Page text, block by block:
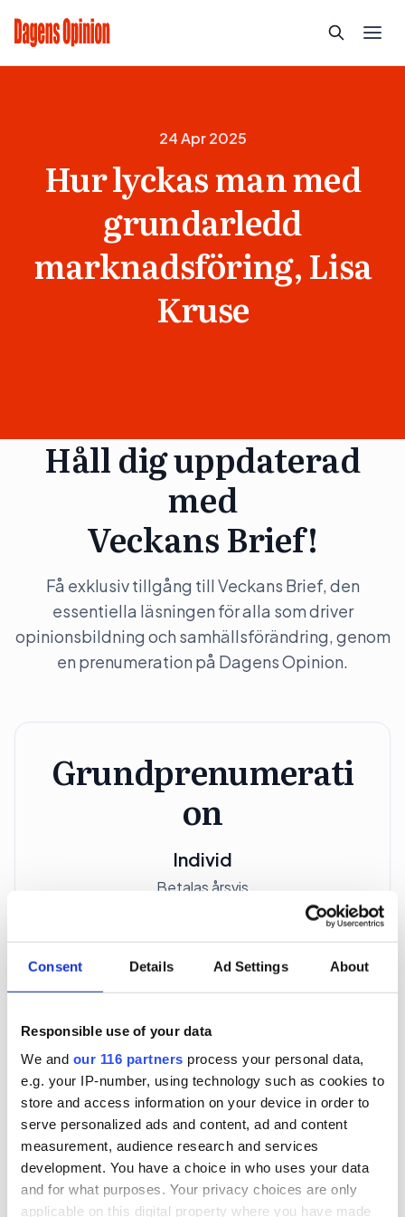
Consent Details Ad Settings About
Responsible use of your data
We and our 116 partners process your personal data,
e.g. your IP-number, using technology such as cookies to
store and access information on your device in order to
serve personalized ads and content, ad and content
measurement, audience research and services
development. You have a choice in who uses your data
and for what purposes. Your privacy choices are only
applicable on this digital property where you have made
24 Apr 2025
Hur lyckas man med
grundarledd
marknadsföring, Lisa
Kruse
Håll dig uppdaterad
med
Veckans Brief!
Få exklusiv tillgång till Veckans Brief, den
essentiella läsningen för alla som driver
opinionsbildning och samhällsförändring, genom
en prenumeration på Dagens Opinion.
Grundprenumerati
on
Individ
Betalas årsvis
För en mottagare
40 utgåvor under ett år
Prenumerera
*Moms (6 %) ingår i alla priser.